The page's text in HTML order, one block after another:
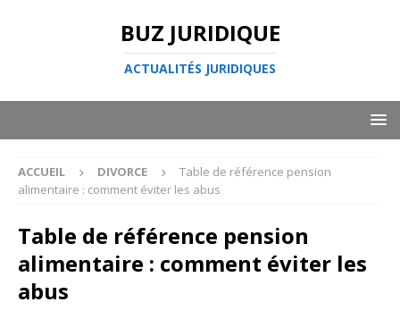
BUZ JURIDIQUE
ACTUALITÉS JURIDIQUES
ACCUEIL DIVORCE
Table de référence pension
alimentaire : comment éviter les abus
Table de référence pension
alimentaire : comment éviter les
abus